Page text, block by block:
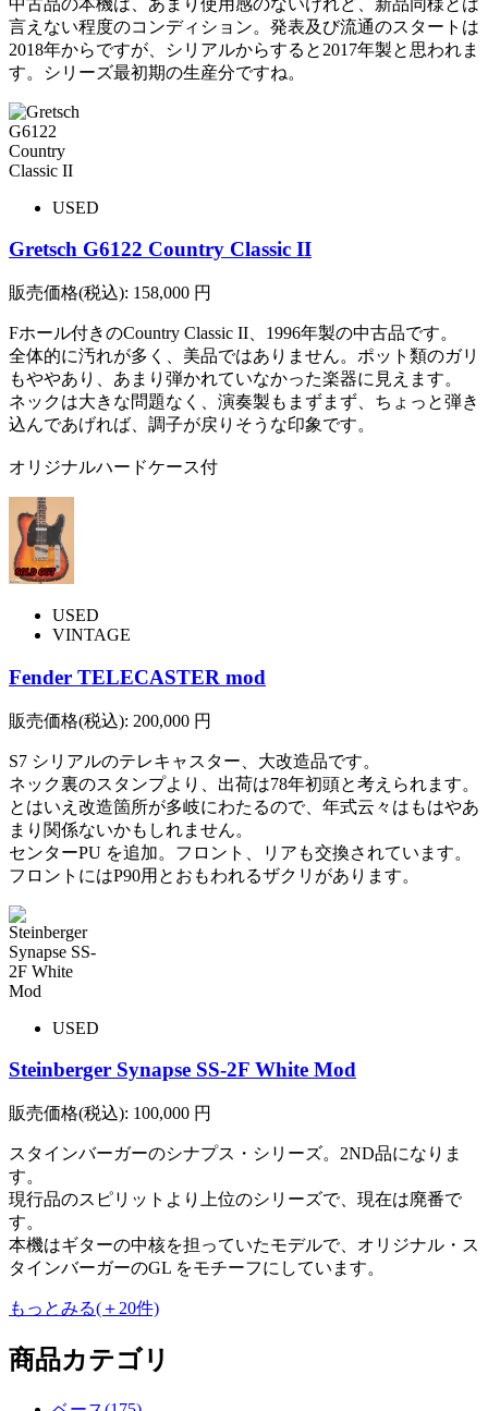
言えない程度のコンディション。発表及び流通のスタートは
2018年からですが、シリアルからすると2017年製と思われま
す。シリーズ最初期の生産分ですね。
USED
Gretsch G6122 Country Classic II
販売価格(税込): 158,000 円
Fホール付きのCountry Classic II、1996年製の中古品です。
全体的に汚れが多く、美品ではありません。ポット類のガリ
もややあり、あまり弾かれていなかった楽器に見えます。
ネックは大きな問題なく、演奏製もまずまず、ちょっと弾き
込んであげれば、調子が戻りそうな印象です。
オリジナルハードケース付
USED
VINTAGE
Fender TELECASTER mod
販売価格(税込): 200,000 円
S7 シリアルのテレキャスター、大改造品です。
ネック裏のスタンプより、出荷は78年初頭と考えられます。
とはいえ改造箇所が多岐にわたるので、年式云々はもはやあ
まり関係ないかもしれません。
センターPU を追加。フロント、リアも交換されています。
フロントにはP90用とおもわれるザクリがあります。
USED
Steinberger Synapse SS-2F White Mod
販売価格(税込): 100,000 円
スタインバーガーのシナプス・シリーズ。2ND品になりま
す。
現行品のスピリットより上位のシリーズで、現在は廃番で
す。
本機はギターの中核を担っていたモデルで、オリジナル・ス
タインバーガーのGL をモチーフにしています。
もっとみる(＋20件)
商品カテゴリ